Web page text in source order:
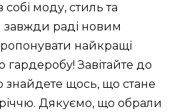
моду, стиль та
завжди раді новим
найкращі
Завітайте до
знайдете щось, що стане
Дякуємо, що обрали